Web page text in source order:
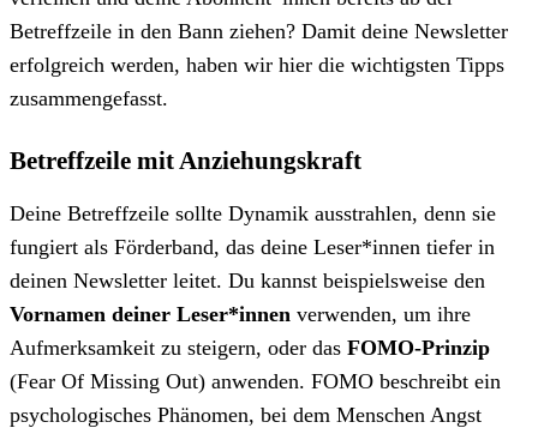
Betreffzeile in den Bann ziehen? Damit deine Newsletter
erfolgreich werden, haben wir hier die wichtigsten Tipps
zusammengefasst.
Betreffzeile mit Anziehungskraft
Deine Betreffzeile sollte Dynamik ausstrahlen, denn sie
fungiert als Förderband, das deine Leser*innen tiefer in
deinen Newsletter leitet. Du kannst beispielsweise den
Vornamen deiner Leser*innen verwenden, um ihre
Aufmerksamkeit zu steigern, oder das FOMO-Prinzip
(Fear Of Missing Out) anwenden. FOMO beschreibt ein
psychologisches Phänomen, bei dem Menschen Angst